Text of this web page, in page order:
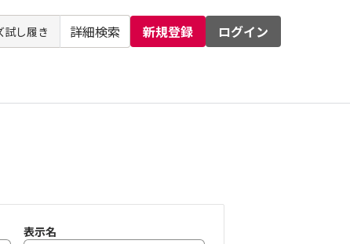
詳細検索 新規登録 ログイン
表示名